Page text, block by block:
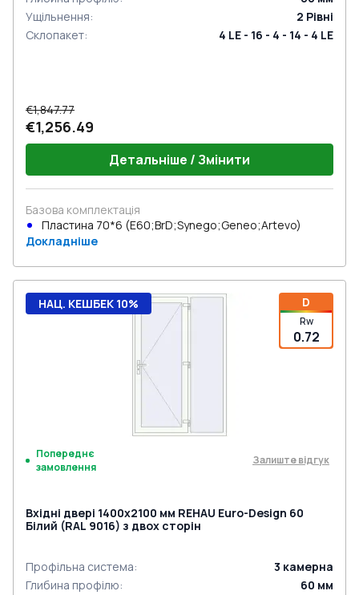
Ущільнення: 2 Рівні
Склопакет: 4 LE - 16 - 4 - 14 - 4 LE
€1,847.77
€1,256.49
Детальніше / Змінити
Базова комплектація
Пластина 70*6 (E60;BrD;Synego;Geneo;Artevo)
Докладніше
D
Rw
0.72
НАЦ. КЕШБЕК 10%
Попереднє
замовлення
Залиште відгук
Вхідні двері 1400x2100 мм REHAU Euro-Design 60
Білий (RAL 9016) з двох сторін
Профільна система: 3 камерна
Глибина профілю: 60 мм